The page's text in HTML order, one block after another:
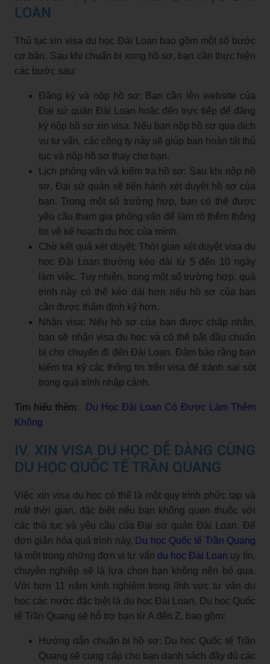
LOAN
Thủ tục xin visa du học Đài Loan bao gồm một số bước
cơ bản. Sau khi chuẩn bị xong hồ sơ, bạn cần thực hiện
các bước sau:
Đăng ký và nộp hồ sơ: Bạn cần lên website của
Đại sứ quán Đài Loan hoặc đến trực tiếp để đăng
ký nộp hồ sơ xin visa. Nếu bạn nộp hồ sơ qua dịch
vụ tư vấn, các công ty này sẽ giúp bạn hoàn tất thủ
tục và nộp hồ sơ thay cho bạn.
Lịch phỏng vấn và kiểm tra hồ sơ: Sau khi nộp hồ
sơ, Đại sứ quán sẽ tiến hành xét duyệt hồ sơ của
bạn. Trong một số trường hợp, bạn có thể được
yêu cầu tham gia phỏng vấn để làm rõ thêm thông
tin về kế hoạch du học của mình.
Chờ kết quả xét duyệt: Thời gian xét duyệt visa du
học Đài Loan thường kéo dài từ 5 đến 10 ngày
làm việc. Tuy nhiên, trong một số trường hợp, quá
trình này có thể kéo dài hơn nếu hồ sơ của bạn
cần được thẩm định kỹ hơn.
Nhận visa: Nếu hồ sơ của bạn được chấp nhận,
bạn sẽ nhận visa du học và có thể bắt đầu chuẩn
bị cho chuyến đi đến Đài Loan. Đảm bảo rằng bạn
kiểm tra kỹ các thông tin trên visa để tránh sai sót
trong quá trình nhập cảnh.
Tìm hiểu thêm:
Du Học Đài Loan Có Được Làm Thêm
Không
IV. XIN VISA DU HỌC DỄ DÀNG CÙNG
DU HỌC QUỐC TẾ TRẦN QUANG
Việc xin visa du học có thể là một quy trình phức tạp và
mất thời gian, đặc biệt nếu bạn không quen thuộc với
các thủ tục và yêu cầu của Đại sứ quán Đài Loan. Để
đơn giản hóa quá trình này, Du học Quốc tế Trần Quang
là một trong những đơn vị tư vấn du học Đài Loan uy tín,
chuyên nghiệp sẽ là lựa chọn bạn không nên bỏ qua.
Với hơn 11 năm kinh nghiệm trong lĩnh vực tư vấn du
học các nước đặc biệt là du học Đài Loan, Du học Quốc
tế Trần Quang sẽ hỗ trợ bạn từ A đến Z, bao gồm:
Hướng dẫn chuẩn bị hồ sơ: Du học Quốc tế Trần
Quang sẽ cung cấp cho bạn danh sách đầy đủ các